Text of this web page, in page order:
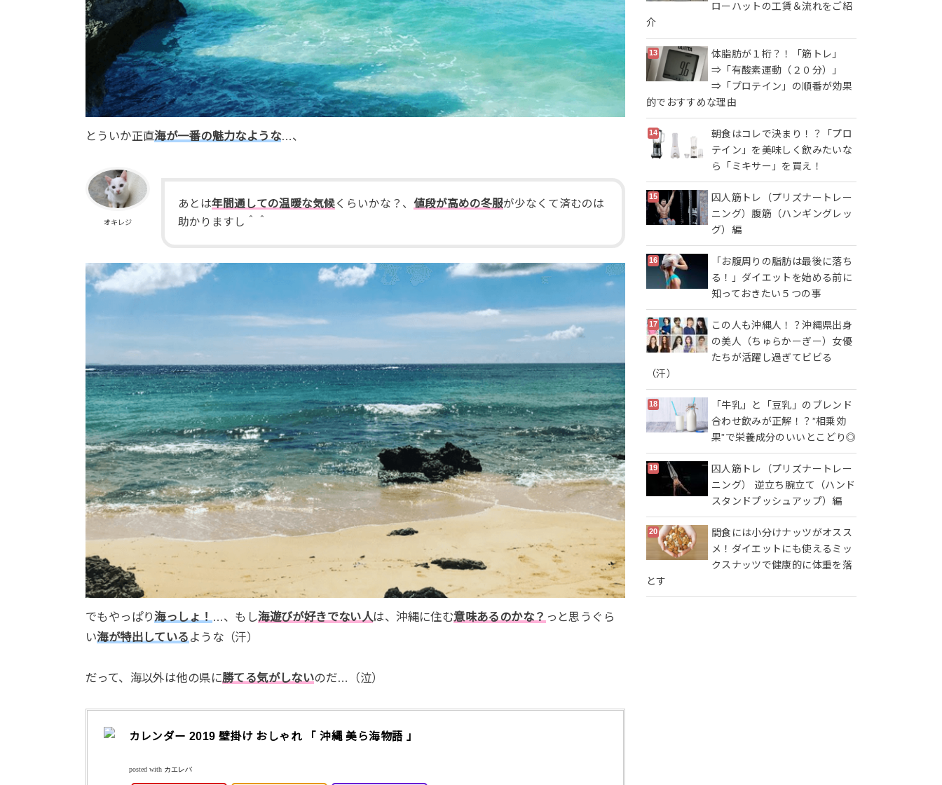
とういか正直海が一番の魅力なような…、
オキレジ
あとは年間通しての温暖な気候くらいかな？、値段が高めの冬服が少なくて済むのは
助かりますし＾＾
でもやっぱり海っしょ！ …、もし海遊びが好きでない人は、沖縄に住む意味あるのかな？ っと思うぐら
い海が特出している ような（汗）
だって、海以外は他の県に勝てる気がしないのだ…（泣）
カレンダー 2019 壁掛け おしゃれ 「 沖縄 美ら海物語 」
posted with カエレバ
ローハットの工賃＆流れをご紹
介
体脂肪が１桁？！「筋トレ」
⇒「有酸素運動（２０分）」
⇒「プロテイン」の順番が効果
的でおすすめな理由
朝食はコレで決まり！？「プロ
テイン」を美味しく飲みたいな
ら「ミキサー」を買え！
囚人筋トレ（プリズナートレー
ニング）腹筋（ハンギングレッ
グ）編
「お腹周りの脂肪は最後に落ち
る！」ダイエットを始める前に
知っておきたい５つの事
この人も沖縄人！？沖縄県出身
の美人（ちゅらかーぎー）女優
たちが活躍し過ぎてビビる
（汗）
「牛乳」と「豆乳」のブレンド
合わせ飲みが正解！？”相乗効
果”で栄養成分のいいとこどり◎
囚人筋トレ（プリズナートレー
ニング） 逆立ち腕立て（ハンド
スタンドプッシュアップ）編
間食には小分けナッツがオスス
メ！ダイエットにも使えるミッ
クスナッツで健康的に体重を落
とす